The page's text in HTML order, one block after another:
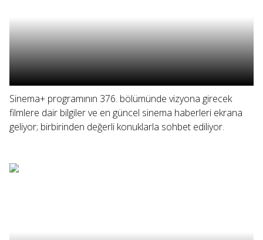
Sinema+ programının 376. bölümünde vizyona girecek
filmlere dair bilgiler ve en güncel sinema haberleri ekrana
geliyor; birbirinden değerli konuklarla sohbet ediliyor.